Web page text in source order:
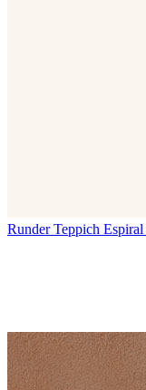
Runder Teppich Espiral